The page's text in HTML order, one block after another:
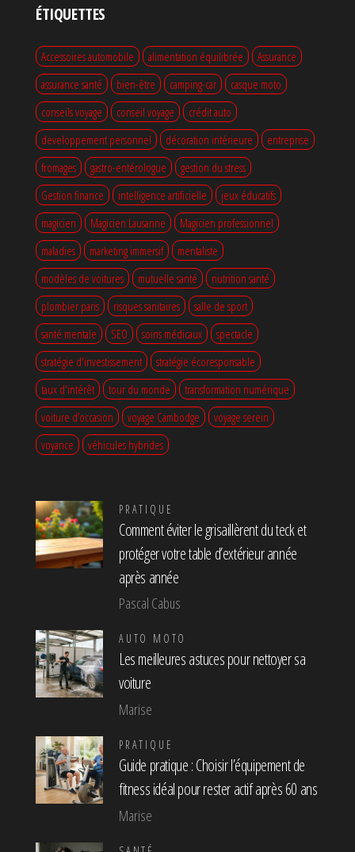
ÉTIQUETTES
Accessoires automobile alimentation équilibrée
Assurance
assurance santé
bien-être camping-car
casque moto
conseils voyage
conseil voyage
crédit auto
developpement personnel
décoration intérieure
entreprise
fromages
gastro-entérologue
gestion du stress
Gestion finance
intelligence artificielle
jeux éducatifs
magicien
Magicien Lausanne
Magicien professionnel
maladies
marketing immersif
mentaliste
modèles de voitures
mutuelle santé
nutrition santé
plombier paris
risques sanitaires
salle de sport
santé mentale
SEO soins médicaux
spectacle
stratégie d'investissement
stratégie écoresponsable
taux d'intérêt
tour du monde
transformation numérique
voiture d’occasion
voyage Cambodge
voyage serein
voyance
véhicules hybrides
PRATIQUE
Comment éviter le grisaillèrent du teck et
protéger votre table d’extérieur année
après année
Pascal Cabus
AUTO MOTO
Les meilleures astuces pour nettoyer sa
voiture
Marise
PRATIQUE
Guide pratique : Choisir l’équipement de
fitness idéal pour rester actif après 60 ans
Marise